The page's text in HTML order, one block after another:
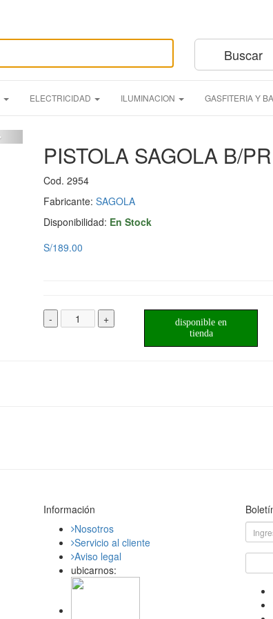
ELECTRICIDAD ILUMINACION GASFITERIA Y
PISTOLA SAGOLA B/
Cod. 2954
Fabricante: SAGOLA
Disponibilidad: En Stock
S/189.00
- +
disponible en
tienda
Información
Nosotros
Servicio al cliente
Aviso legal
ubicarnos: